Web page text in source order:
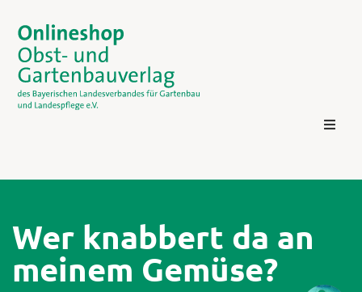
Kontakt
Wer knabbert da an
meinem Gemüse?